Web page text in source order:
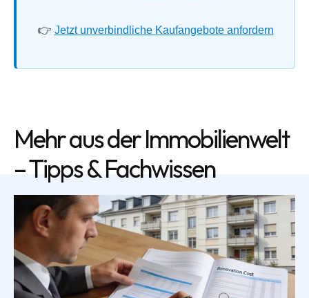
👉 Jetzt unverbindliche Kaufangebote anfordern
Mehr aus der Immobilienwelt
– Tipps & Fachwissen